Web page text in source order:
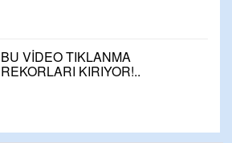
BU VİDEO TIKLANMA
REKORLARI KIRIYOR!..